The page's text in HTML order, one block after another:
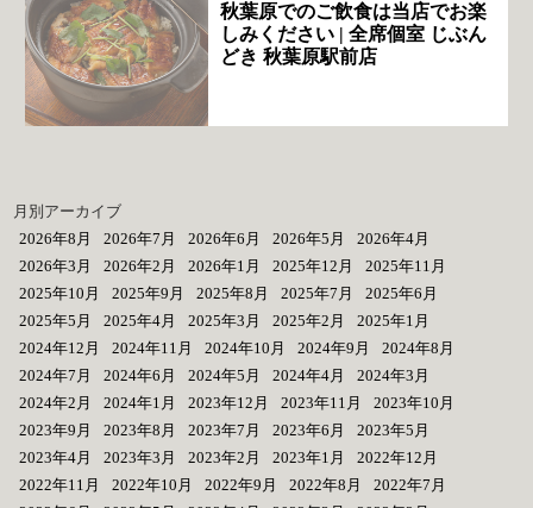
秋葉原でのご飲食は当店でお楽
しみください | 全席個室 じぶん
どき 秋葉原駅前店
月別アーカイブ
2026年8月
2026年7月 2026年6月 2026年5月
2026年4月
2026年3月
2026年2月 2026年1月 2025年12月
2025年11月
2025年10月
2025年9月 2025年8月 2025年7月
2025年6月
2025年5月
2025年4月 2025年3月 2025年2月
2025年1月
2024年12月
2024年11月 2024年10月 2024年9月
2024年8月
2024年7月
2024年6月 2024年5月 2024年4月
2024年3月
2024年2月
2024年1月 2023年12月 2023年11月
2023年10月
2023年9月
2023年8月 2023年7月 2023年6月
2023年5月
2023年4月
2023年3月 2023年2月 2023年1月
2022年12月
2022年11月
2022年10月 2022年9月 2022年8月
2022年7月